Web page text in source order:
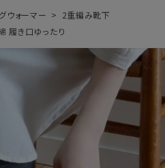
search
ウォーマー
2重編み靴下
履き口ゆったり